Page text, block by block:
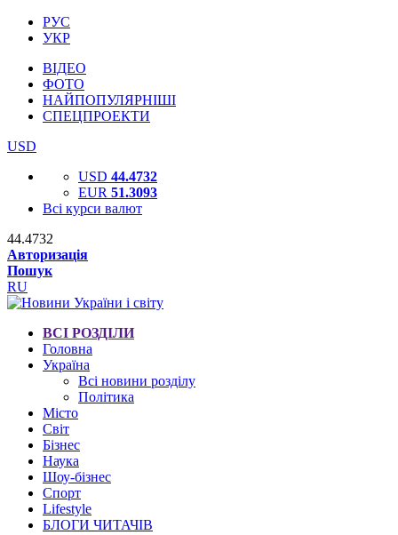
РУС
УКР
ВІДЕО
ФОТО
НАЙПОПУЛЯРНІШІ
СПЕЦПРОЕКТИ
USD
USD 44.4732
EUR 51.3093
Всі курси валют
44.4732
Авторизація
Пошук
RU
ВСІ РОЗДІЛИ
Головна
Україна
Всі новини розділу
Політика
Місто
Світ
Бізнес
Наука
Шоу-бізнес
Спорт
Lifestyle
БЛОГИ ЧИТАЧІВ